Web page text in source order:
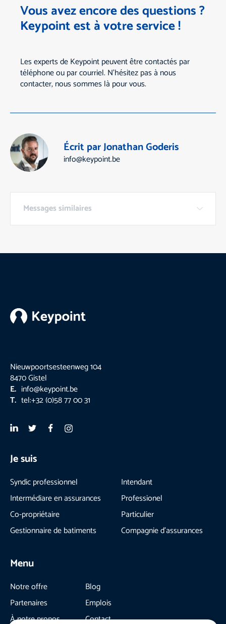
Vous avez encore des questions ?
Keypoint est à votre service !
Les experts de Keypoint peuvent être contactés par
téléphone ou par courriel. N'hésitez pas à nous
contacter, nous sommes là pour vous.
Écrit par Jonathan Goderis
info@keypoint.be
Messages similaires
Nieuwpoortsesteenweg 104
8470 Gistel
E. info@keypoint.be
T. tel:+32 (0)58 77 00 31
Je suis
Syndic professionnel
Intermédiare en assurances
Co-propriétaire
Gestionnaire de batiments
Intendant
Professionel
Particulier
Compagnie d'assurances
Menu
Notre offre
Partenaires
À notre propos
Blog
Emplois
Contact